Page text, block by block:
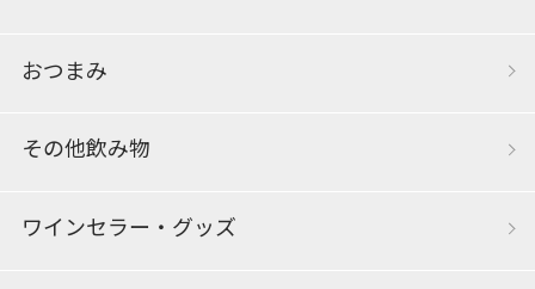
おつまみ
その他飲み物
ワインセラー・グッズ